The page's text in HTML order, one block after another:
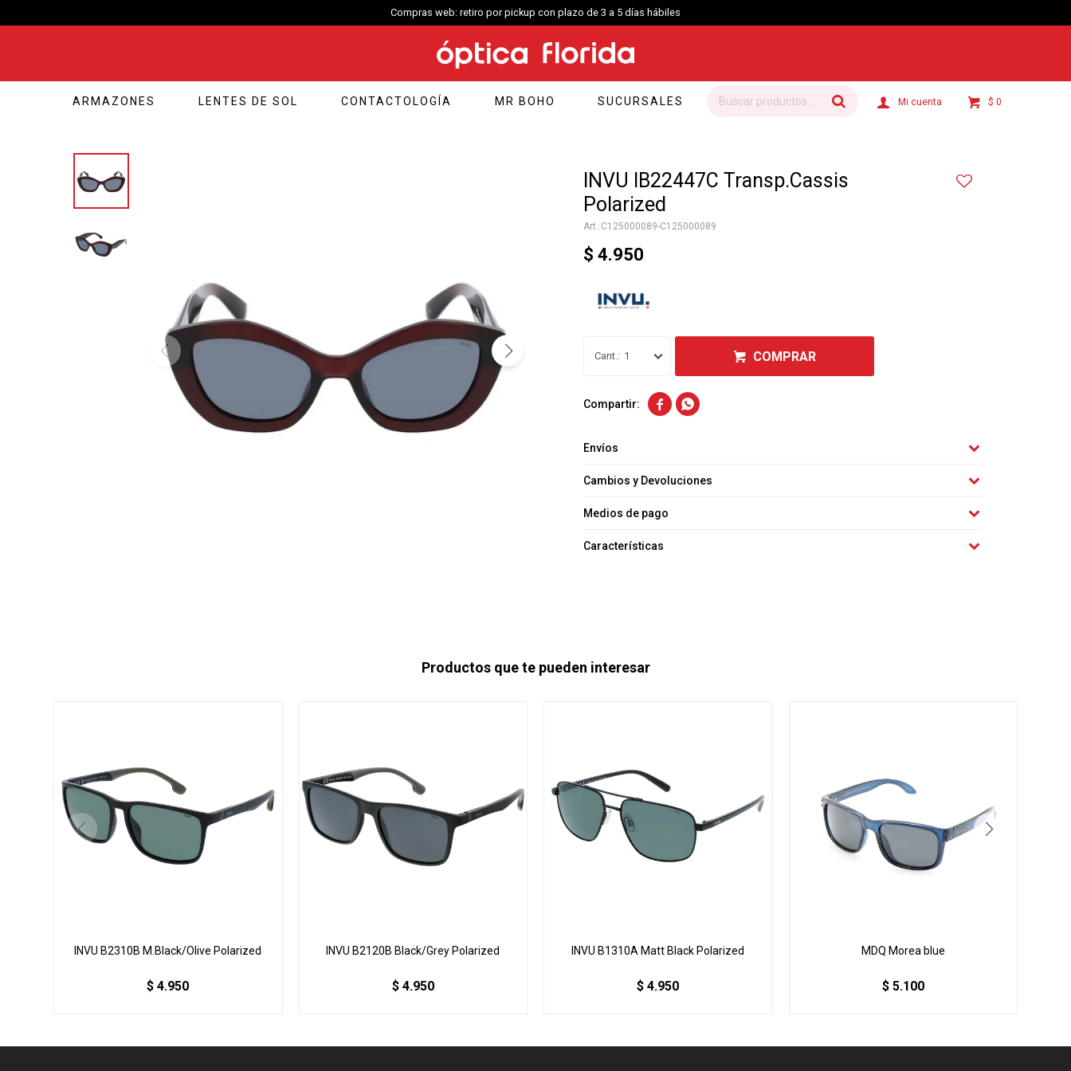
Compras web: retiro por pickup con plazo de 3 a 5 días hábiles
ARMAZONES LENTES DE SOL CONTACTOLOGÍA MR BOHO SUCURSALES $ 0
INVU IB22447C Transp.Cassis
Polarized
C125000089-C125000089
$ 4.950
1 COMPRAR
 
Envíos
Cambios y Devoluciones
Medios de pago
Características
Productos que te pueden interesar
INVU B2310B M.Black/Olive Polarized
$ 4.950
INVU B2120B Black/Grey Polarized
$ 4.950
INVU B1310A Matt Black Polarized
$ 4.950
MDQ Morea blue
$ 5.100